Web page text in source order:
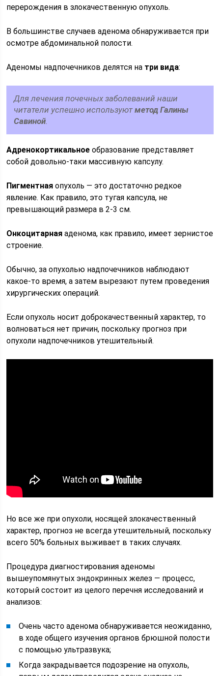
перерождения в злокачественную опухоль.
В большинстве случаев аденома обнаруживается при
осмотре абдоминальной полости.
Аденомы надпочечников делятся на три вида:
Для лечения почечных заболеваний наши
читатели успешно используютметод Галины
Савиной.
Адренокортикальное образование представляет
собой довольно-таки массивную капсулу.
Пигментная опухоль — это достаточно редкое
явление. Как правило, это тугая капсула, не
превышающий размера в 2-3 см.
Онкоцитарная аденома, как правило, имеет зернистое
строение.
Обычно, за опухолью надпочечников наблюдают
какое-то время, а затем вырезают путем проведения
хирургических операций.
Если опухоль носит доброкачественный характер, то
волноваться нет причин, поскольку прогноз при
опухоли надпочечников утешительный.
Но все же при опухоли, носящей злокачественный
характер, прогноз не всегда утешительный, поскольку
всего 50% больных выживает в таких случаях.
Процедура диагностирования аденомы
вышеупомянутых эндокринных желез — процесс,
который состоит из целого перечня исследований и
анализов:
Очень часто аденома обнаруживается неожиданно,
в ходе общего изучения органов брюшной полости
с помощью ультразвука;
Когда закрадывается подозрение на опухоль,